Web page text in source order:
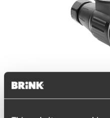
Verloopstekker